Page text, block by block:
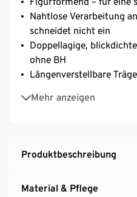
Nahtlose Verarbeitung
schneidet nicht ein
Doppellagige,
ohne BH
Längenverstellbare
Mehr anzeigen
Mit hochwertigem
Langlebigkeit und hohe
Gr. 42 empfehlen wir ca.
Gr. 44 empfehlen wir ca.
Produktbeschreibung
Material & Pflege